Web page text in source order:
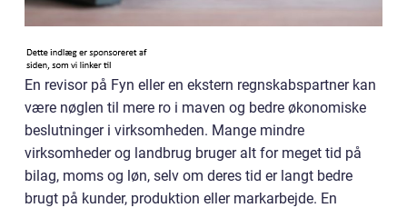
En revisor på Fyn eller en ekstern regnskabspartner kan
være nøglen til mere ro i maven og bedre økonomiske
beslutninger i virksomheden. Mange mindre
virksomheder og landbrug bruger alt for meget tid på
bilag, moms og løn, selv om deres tid er langt bedre
brugt på kunder, produktion eller markarbejde. En